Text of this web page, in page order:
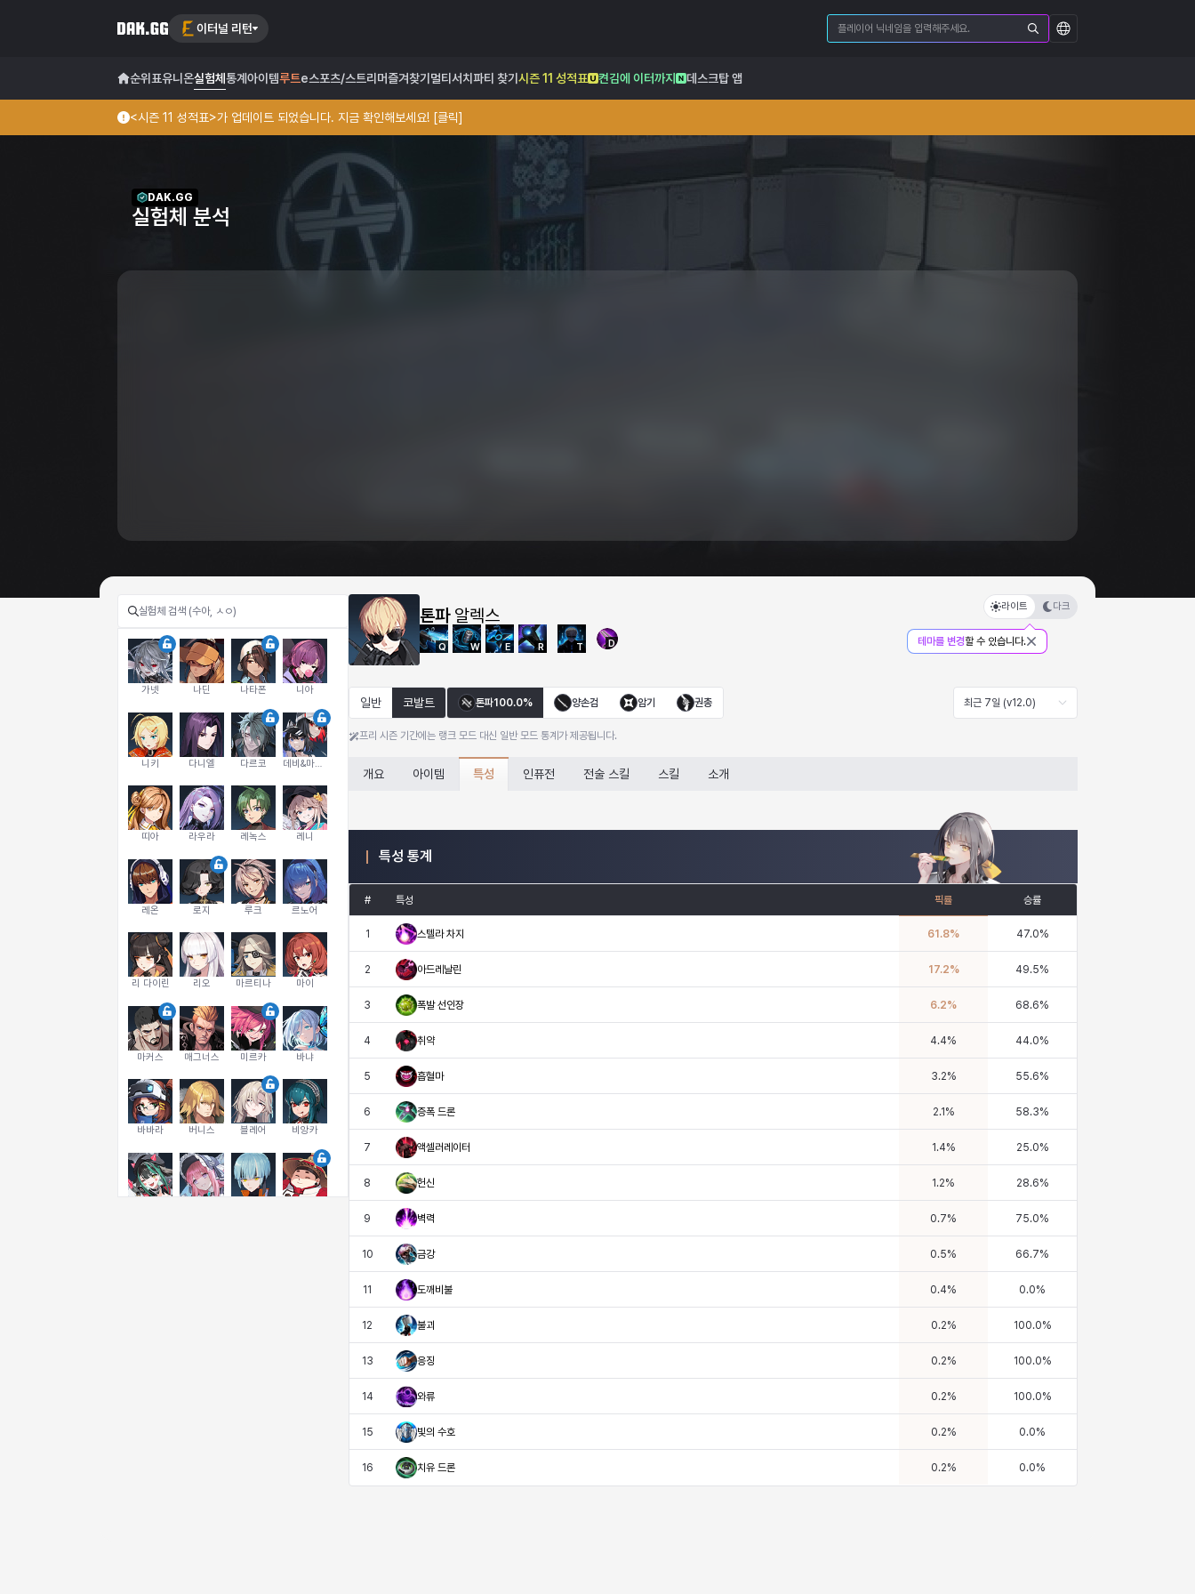
이터널 리턴
순위표유니온실험체 통계 아이템루트e스포츠/스트리머즐겨찾기 멀티서치 파티 찾기 시즌 11 성적표 켠김에 이터까지 데스크탑 앱
<시즌 11 성적표>가 업데이트 되었습니다. 지금 확인해보세요! [클릭]
DAK.GG
실험체 분석
가넷 나딘 나타폰 니아
니키 다니엘 다르코
띠아 라우라 레녹스 레니
레온 로지 루크 르노어
리 다이린 리오 마르티나 마이
마커스 매그너스 미르카 바냐
바바라 버니스 블레어 비앙카
톤파 알렉스
Q W E R T D
라이트 다크
테마를 변경할 수 있습니다.
일반 코발트 톤파100.0% 양손검 암기 권총 최근 7일 (v12.0)
프리 시즌 기간에는 랭크 모드 대신 일반 모드 통계가 제공됩니다.
개요 아이템 특성 인퓨전 전술 스킬 스킬 소개
특성 통계
# 특성 픽률 승률
1 스텔라 차지 61.8% 47.0%
2 아드레날린 17.2% 49.5%
3 폭발 선인장 6.2% 68.6%
4 취약 4.4% 44.0%
5 흡혈마 3.2% 55.6%
6 증폭 드론 2.1 % 58.3%
7 액셀러레이터 1.4% 25.0%
8 헌신 1.2% 28.6%
9 벽력 0.7% 75.0%
10 금강 0.5% 66.7%
11 도깨비불 0.4% 0.0%
12 불괴 0.2% 100.0%
13 응징 0.2% 100.0%
14 와류 0.2% 100.0%
15 빛의 수호 0.2% 0.0%
16 치유 드론 0.2% 0.0%